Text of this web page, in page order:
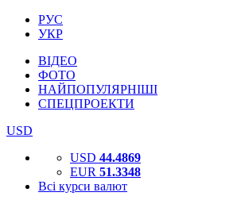
РУС
УКР
ВІДЕО
ФОТО
НАЙПОПУЛЯРНІШІ
СПЕЦПРОЕКТИ
USD
USD 44.4869
EUR 51.3348
Всі курси валют